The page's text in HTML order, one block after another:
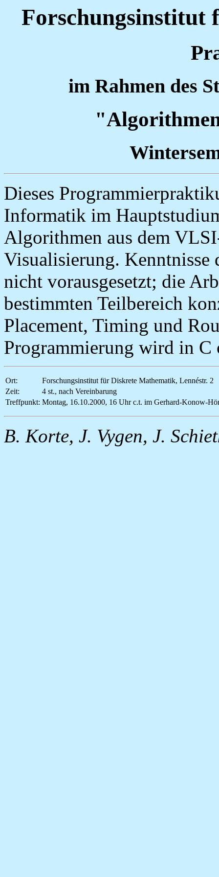
Forschungsinstitut
im Rahmen des
Dieses
Informatik im
Algorithmen aus dem
Visualisierung. Kenntnisse
nicht vorausgesetzt; die
bestimmten Teilbereich
Placement, Timing und
Programmierung wird in C
Ort:
Forschungsinstitut für Diskrete Mathematik, Lennéstr. 2
Zeit:
4 st., nach Vereinbarung
Treffpunkt: Montag, 16.10.2000, 16 Uhr c.t. im Gerhard-Konow-
B. Korte, J. Vygen, J.